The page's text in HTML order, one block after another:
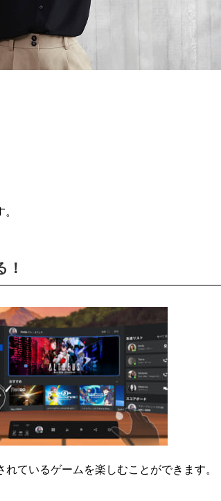
！
ているゲームを楽しむことができます。